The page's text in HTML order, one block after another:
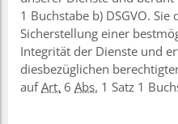
1 Buchstabe b) DSGVO.
Sicherstellung einer
Integrität der Dienste und
diesbezüglichen
aufArt. 6 Abs. 1 Satz 1